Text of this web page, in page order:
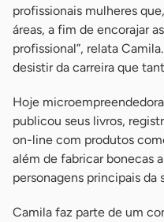
profissionais mulheres
áreas, a fim de encorajar
profissional”, relata
desistir da carreira que
Hoje
publicou seus livros,
on-line com produtos
além de fabricar bonecas
personagens principais da
Camila faz parte de um